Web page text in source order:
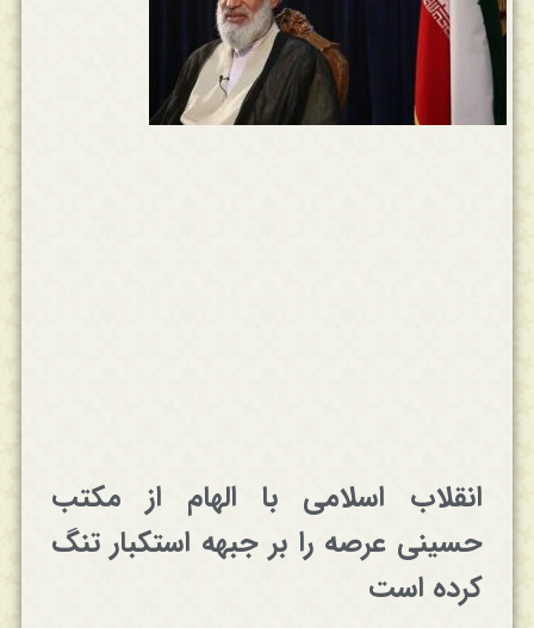
انقلاب اسلامی با الهام از مکتب
حسینی عرصه را بر جبهه استکبار تنگ
کرده است